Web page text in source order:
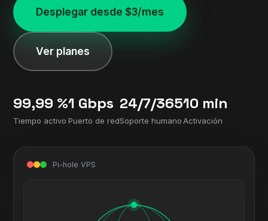
Desplegar desde $3/mes
Ver planes
99,99 %
Tiempo activo
1 Gbps
Puerto de red
24/7/365
Soporte humano
10 min
Activación
Pi-hole VPS